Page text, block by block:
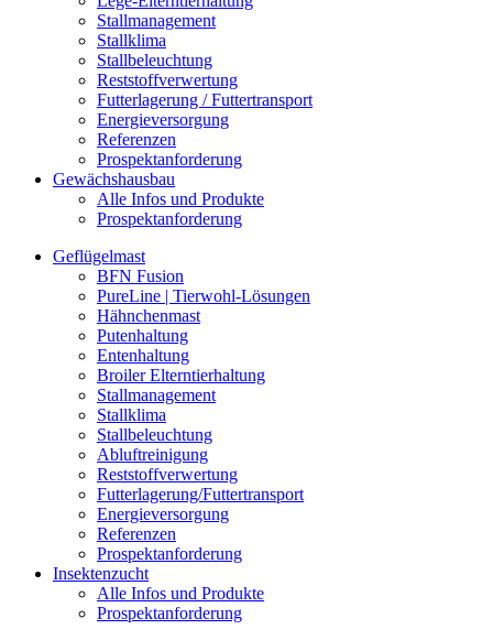
Stallmanagement
Stallklima
Stallbeleuchtung
Reststoffverwertung
Futterlagerung / Futtertransport
Energieversorgung
Referenzen
Prospektanforderung
Gewächshausbau
Alle Infos und Produkte
Prospektanforderung
Geflügelmast
BFN Fusion
PureLine | Tierwohl-Lösungen
Hähnchenmast
Putenhaltung
Entenhaltung
Broiler Elterntierhaltung
Stallmanagement
Stallklima
Stallbeleuchtung
Abluftreinigung
Reststoffverwertung
Futterlagerung/Futtertransport
Energieversorgung
Referenzen
Prospektanforderung
Insektenzucht
Alle Infos und Produkte
Prospektanforderung